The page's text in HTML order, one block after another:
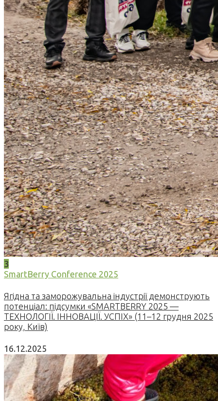
3
SmartBerry Conference 2025
Ягідна та заморожувальна індустрії демонструють
потенціал: підсумки «SMARTBERRY 2025 —
ТЕХНОЛОГІЇ. ІННОВАЦІЇ. УСПІХ» (11–12 грудня 2025
року, Київ)
16.12.2025